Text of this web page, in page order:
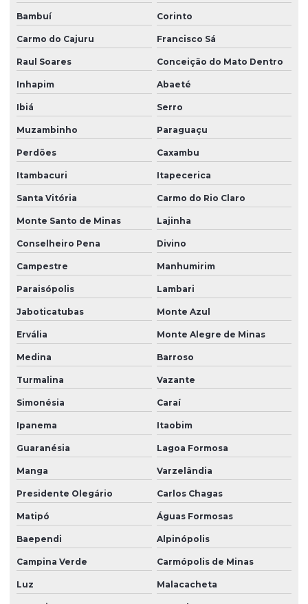
Bambuí Corinto
Carmo do Cajuru Francisco Sá
Raul Soares Conceição do Mato Dentro
Inhapim Abaeté
Ibiá Serro
Muzambinho Paraguaçu
Perdões Caxambu
Itambacuri Itapecerica
Santa Vitória Carmo do Rio Claro
Monte Santo de Minas Lajinha
Conselheiro Pena Divino
Campestre Manhumirim
Paraisópolis Lambari
Jaboticatubas Monte Azul
Ervália Monte Alegre de Minas
Medina Barroso
Turmalina Vazante
Simonésia Caraí
Ipanema Itaobim
Guaranésia Lagoa Formosa
Manga Varzelândia
Presidente Olegário Carlos Chagas
Matipó Águas Formosas
Baependi Alpinópolis
Campina Verde Carmópolis de Minas
Luz Malacacheta